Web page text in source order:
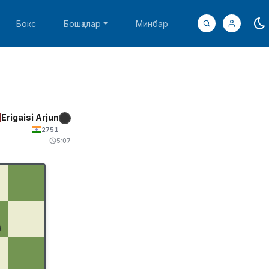
Бокс Бошқалар Минбар
Erigaisi Arjun
2751
5:07